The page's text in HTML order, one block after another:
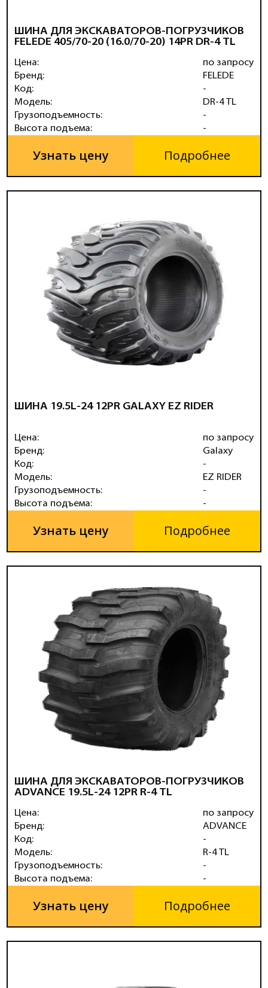
ШИНА ДЛЯ ЭКСКАВАТОРОВ-ПОГРУЗЧИКОВ
FELEDE 405/70-20 (16.0/70-20) 14PR DR-4 TL
Цена:
Бренд:
Код:
Модель:
Грузоподъемность:
Высота подъема:
по запросу
FELEDE
-
DR-4 TL
-
-
Узнать цену Подробнее
ШИНА 19.5L-24 12PR GALAXY EZ RIDER
Цена:
Бренд:
Код:
Модель:
Грузоподъемность:
Высота подъема:
по запросу
Galaxy
-
EZ RIDER
-
-
Узнать цену Подробнее
ШИНА ДЛЯ ЭКСКАВАТОРОВ-ПОГРУЗЧИКОВ
ADVANCE 19.5L-24 12PR R-4 TL
Цена:
Бренд:
Код:
Модель:
Грузоподъемность:
Высота подъема:
по запросу
ADVANCE
-
R-4 TL
-
-
Узнать цену Подробнее